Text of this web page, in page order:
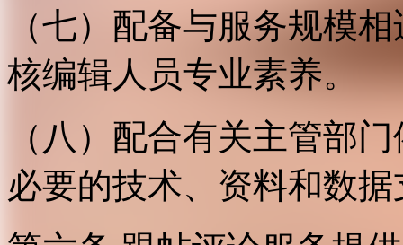
（七）配备与服务规模
核编辑人员专业素养。
（八）配合有关主管部
必要的技术、资料和数